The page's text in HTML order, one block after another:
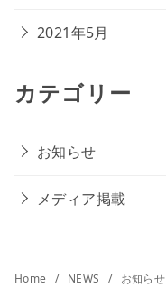
2021年5月
カテゴリー
お知らせ
メディア掲載
Home NEWS お知らせ